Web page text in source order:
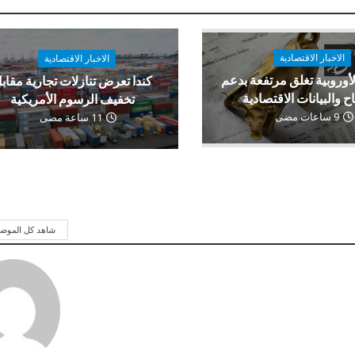
الاخبار الاقتصادية
تغلق مرتفعة بدعم
والبيانات الاقتصادية
9 ساعات مضى
الاخبار الاقتصادية
كندا تعرض تنازلات تجارية
تخفيف الرسوم الأمريكية
11 ساعة مضى
شاهد كل